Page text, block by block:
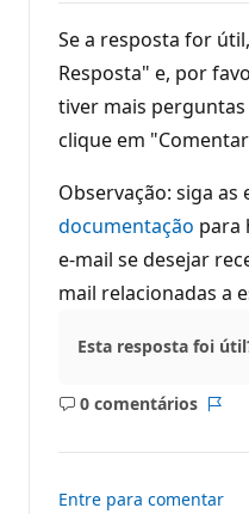
Se a resposta for
Resposta" e, por
tiver mais
clique em
Observação: siga as
documentação para
e-mail se desejar
mail relacionadas a
Esta resposta foi
0 comentários
Sem
Entre para comentar